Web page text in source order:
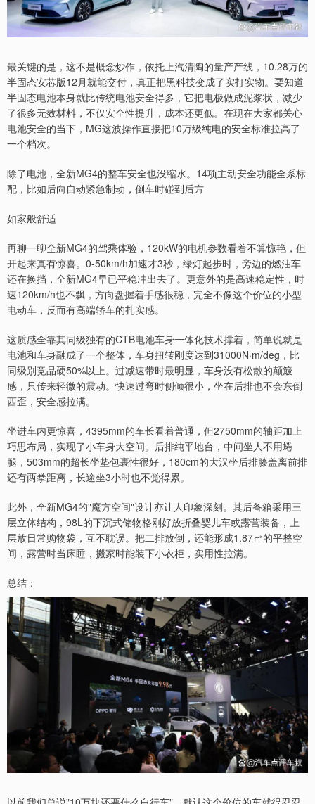
最关键的是，这不是概念炒作，依托上汽清陶的量产产线，10.28万的
半固态安芯版12月就能交付，真正把黑科技变成了实打实物。要知道
半固态电池本身就比传统电池安全得多，它把电极做成泥浆状，减少
了很多无效材料，不仅安全性提升，成本还更低。在现在大家都关心
电池安全的当下，MG这波操作直接把10万级纯电的安全标准拉高了
一个档次。
除了电池，全新MG4的整车安全也没缩水。14项主动安全功能全系标
配，比如后向自动紧急制动，倒车时碰到后方
如家般舒适
再聊一聊全新MG4的驾乘体验，120kW的电机参数看着不算惊艳，但
开起来真有惊喜。0-50km/h加速才3秒，绿灯起步时，旁边的燃油车
还在换挡，全新MG4早已平稳冲出去了。更意外的是高速稳定性，时
速120km/h也不飘，方向盘握着手感很稳，完全不像这个价位的小型
电动车，反而有高端轿车的扎实感。
这质感全靠其同级独有的CTB电池车身一体化技术撑着，简单说就是
电池和车身融成了一个整体，车身扭转刚度达到31000N·m/deg，比
同级别竞品硬50%以上。过减速带时最明显，车身没有松散的颠簸
感，只传来轻微的震动。快速过弯时侧倾很小，坐在后排也不会东倒
西歪，安全感拉满。
坐进车内更惊喜，4395mm的车长看着普通，但2750mm的轴距加上
巧思布局，实现了小车身大空间。后排纯平地台，中间坐人不用蜷
腿，503mm的超长坐垫包裹性很好，180cm的大汉坐后排膝盖离前排
还有两拳距离，长途坐3小时也不觉得累。
此外，全新MG4的"魔方空间"设计亦让人印象深刻。其后备箱采用三
层立体结构，98L的下沉式储物格刚好放折叠婴儿车或露营装备，上
层放日常购物袋，互不耽误。把二排放倒，还能形成1.87㎡的平整空
间，露营时当床睡，搬家时能装下小衣柜，实用性拉满。
总结：